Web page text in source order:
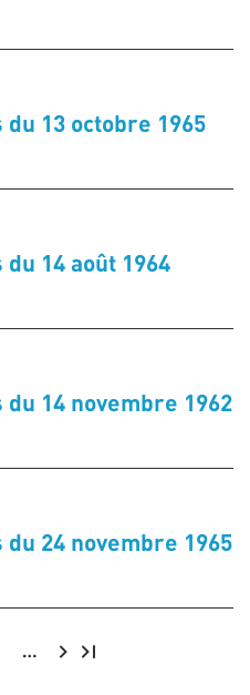
13 octobre 1965
14 août 1964
14 novembre 1962
24 novembre 1965
…